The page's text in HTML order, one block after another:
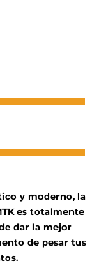
y moderno, la
es totalmente
dar la mejor
de pesar tus